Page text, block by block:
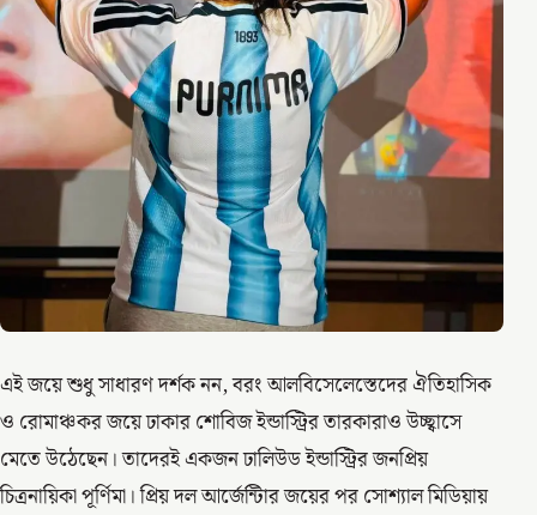
এই জয়ে শুধু সাধারণ দর্শক নন, বরং আলবিসেলেস্তেদের ঐতিহাসিক
ও রোমাঞ্চকর জয়ে ঢাকার শোবিজ ইন্ডাস্ট্রির তারকারাও উচ্ছ্বাসে
মেতে উঠেছেন। তাদেরই একজন ঢালিউড ইন্ডাস্ট্রির জনপ্রিয়
চিত্রনায়িকা পূর্ণিমা। প্রিয় দল আর্জেন্টিার জয়ের পর সোশ্যাল মিডিয়ায়